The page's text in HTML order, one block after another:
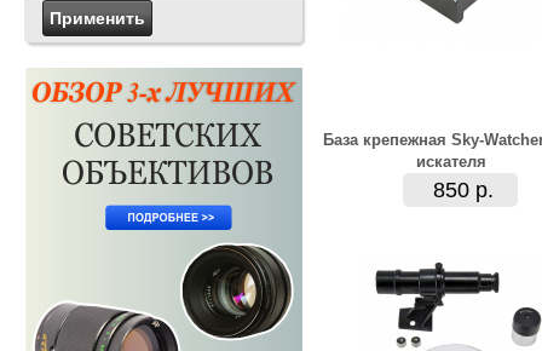
База крепежная Sky-
искателя
850 р.